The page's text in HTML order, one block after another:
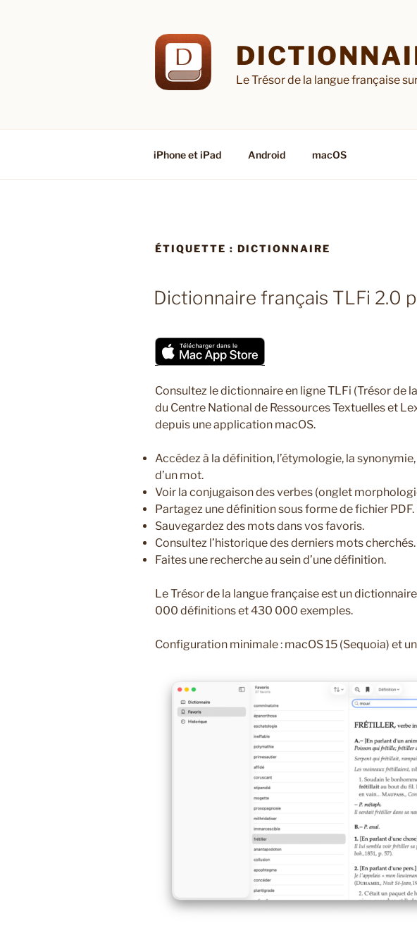
Le Trésor de la langue française
iPhone et iPad Android macOS
ÉTIQUETTE : DICTIONNAIRE
Dictionnaire français TLFi 2.0
Consultez le dictionnaire en ligne TLFi (Trésor de
du Centre National de Ressources Textuelles et
depuis une application macOS.
Accédez à la définition, l’étymologie, la
d’un mot.
Voir la conjugaison des verbes (onglet
Partagez une définition sous forme de fichier PDF.
Sauvegardez des mots dans vos favoris.
Consultez l’historique des derniers mots cherchés.
Faites une recherche au sein d’une définition.
Le Trésor de la langue française est un
000 définitions et 430 000 exemples.
Configuration minimale : macOS 15 (Sequoia) et